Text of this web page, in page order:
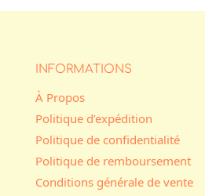
INFORMATIONS
À Propos
Politique d’expédition
Politique de confidentialité
Politique de remboursement
Conditions générale de vente